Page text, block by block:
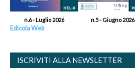
n.6 - Luglio 2026 n.5 - Giugno 2026
Edicola Web
ISCRIVITI ALLA NEWSLETTER